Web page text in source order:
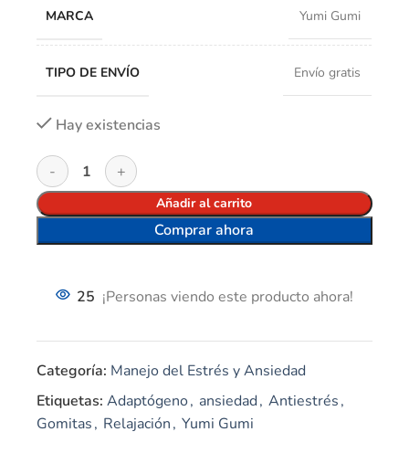
MARCA Yumi Gumi
TIPO DE ENVÍO Envío gratis
Hay existencias
Añadir al carrito
Comprar ahora
25 ¡Personas viendo este producto ahora!
Categoría: Manejo del Estrés y Ansiedad
Etiquetas: Adaptógeno, ansiedad, Antiestrés,
Gomitas, Relajación, Yumi Gumi